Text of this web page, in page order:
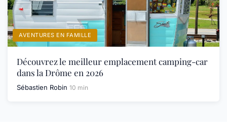
AVENTURES EN FAMILLE
Découvrez le meilleur emplacement camping-car
dans la Drôme en 2026
Sébastien Robin 10 min